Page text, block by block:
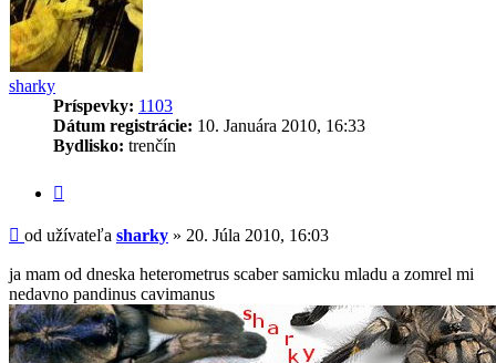
sharky
Príspevky: 1103
Dátum registrácie: 10. Januára 2010, 16:33
Bydlisko: trenčín
Príspevok
od užívateľa sharky » 20. Júla 2010, 16:03
ja mam od dneska heterometrus scaber samicku mladu a zomrel mi
nedavno pandinus cavimanus